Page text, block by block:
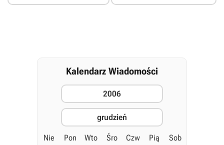
Kalendarz Wiadomości
2006
grudzień
Nie Pon Wto Śro Czw Pią Sob